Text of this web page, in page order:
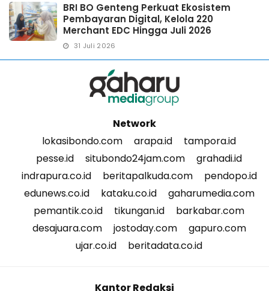
BRI BO Genteng Perkuat Ekosistem
Pembayaran Digital, Kelola 220
Merchant EDC Hingga Juli 2026
31 Juli 2026
Network
lokasibondo.com
arapa.id
tampora.id
pesse.id
situbondo24jam.com
grahadi.id
indrapura.co.id
beritapalkuda.com
pendopo.id
edunews.co.id
kataku.co.id
gaharumedia.com
pemantik.co.id
tikungan.id
barkabar.com
desajuara.com
jostoday.com
gapuro.com
ujar.co.id
beritadata.co.id
Kantor Redaksi